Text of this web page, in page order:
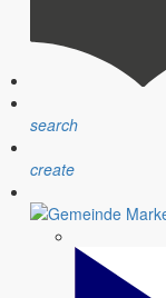
search
create
können nicht
Schließung von